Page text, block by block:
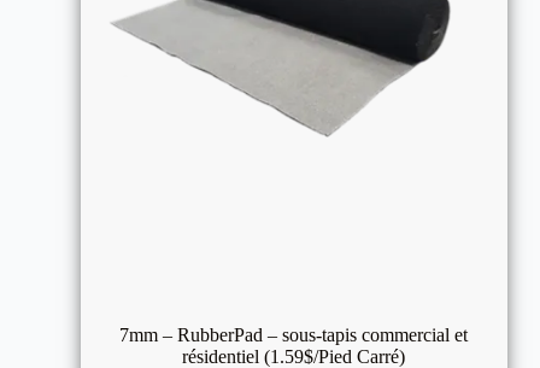
7mm – RubberPad – sous-tapis commercial et
résidentiel (1.59$/Pied Carré)